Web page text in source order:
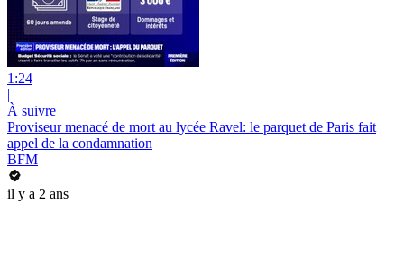
1:24
|
À suivre
Proviseur menacé de mort au lycée Ravel: le parquet de Paris fait
appel de la condamnation
BFM
il y a 2 ans